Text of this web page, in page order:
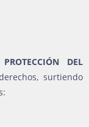
DEL
surtiendo